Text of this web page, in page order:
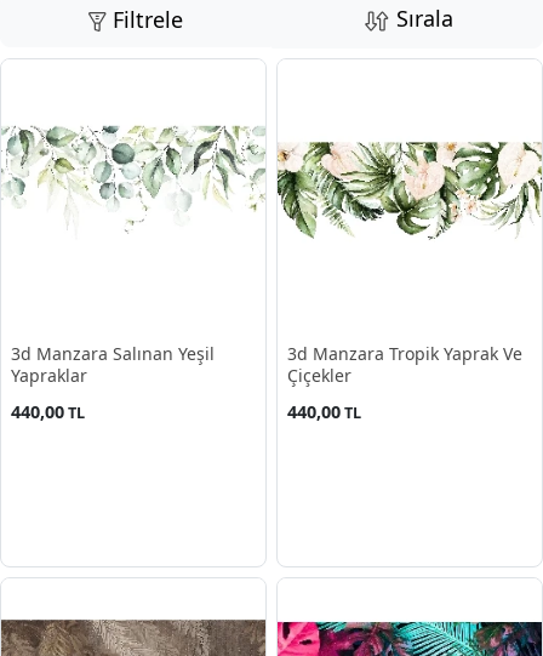
Filtrele Sırala
3d Manzara Salınan Yeşil
Yapraklar
440,00TL
3d Manzara Tropik Yaprak Ve
Çiçekler
440,00TL